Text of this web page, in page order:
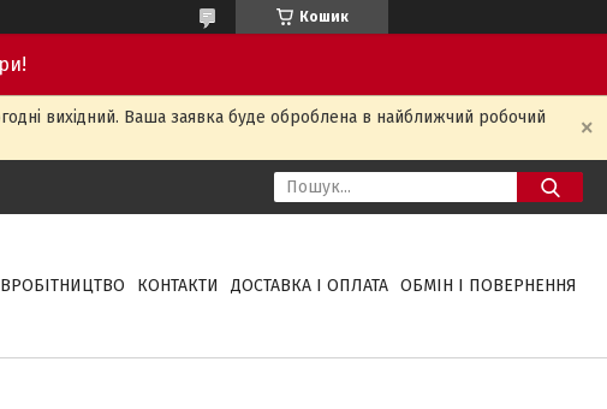
Кошик
вихідний. Ваша заявка буде оброблена в найближчий робочий
КОНТАКТИ ДОСТАВКА І ОПЛАТА ОБМІН І ПОВЕРНЕННЯ